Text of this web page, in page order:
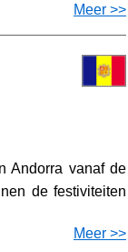
Meer >>
Andorra vanaf de
de festiviteiten
Meer >>